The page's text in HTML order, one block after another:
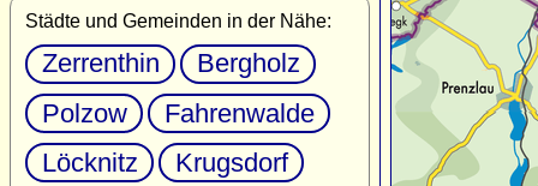
Städte und Gemeinden in der Nähe:
Zerrenthin
Bergholz
Polzow
Fahrenwalde
Löcknitz
Krugsdorf